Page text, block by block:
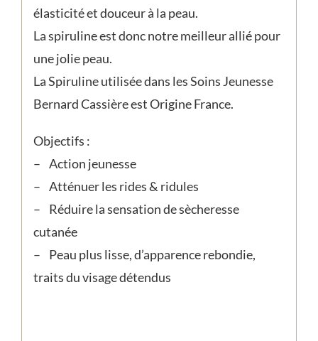
élasticité et douceur à la peau.
La spiruline est donc notre meilleur allié pour
une jolie peau.
La Spiruline utilisée dans les Soins Jeunesse
Bernard Cassière est Origine France.
Objectifs :
– Action jeunesse
– Atténuer les rides & ridules
– Réduire la sensation de sècheresse
cutanée
– Peau plus lisse, d’apparence rebondie,
traits du visage détendus